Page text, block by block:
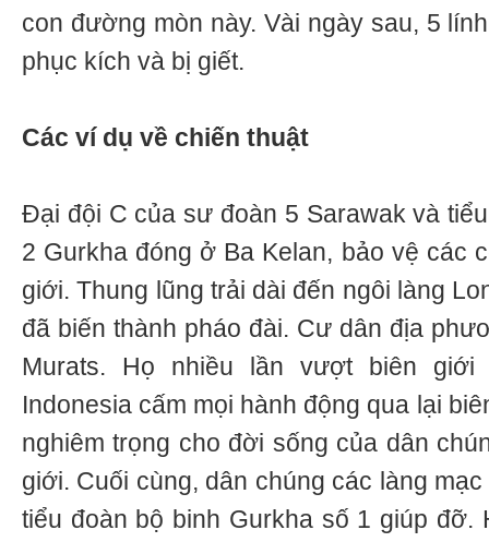
con đường mòn này. Vài ngày sau, 5
phục kích và bị giết.
Các ví dụ về chiến thuật
Đại đội С của sư đoàn 5 Sarawak và
2 Gurkha đóng ở Ba Kelan, bảo vệ các
giới. Thung lũng trải dài đến ngôi làng
đã biến thành pháo đài. Cư dân địa
Murats. Họ nhiều lần vượt biên giới
Indonesia cấm mọi hành động qua lại
nghiêm trọng cho đời sống của dân
giới. Cuối cùng, dân chúng các làng
tiểu đoàn bộ binh Gurkha số 1 giúp đỡ.